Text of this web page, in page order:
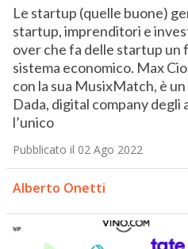
Le startup (quelle buone)
startup, imprenditori e
over che fa delle startup un
sistema economico. Max
con la sua MusixMatch, è
Dada, digital company degli
l’unico
Pubblicato il 02 Ago 2022
Alberto Onetti